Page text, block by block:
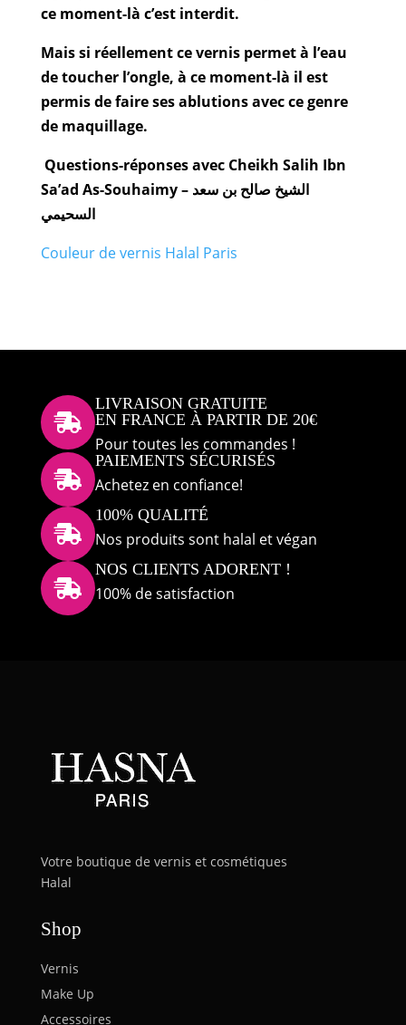
ce moment-là c’est interdit.
Mais si réellement ce vernis permet à l’eau
de toucher l’ongle, à ce moment-là il est
permis de faire ses ablutions avec ce genre
de maquillage.
Questions-réponses avec Cheikh Salih Ibn
Sa’ad As-Souhaimy – الشيخ صالح بن سعد
السحيمي
Couleur de vernis Halal Paris

LIVRAISON GRATUITE
EN FRANCE À PARTIR DE 20€
Pour toutes les commandes !

PAIEMENTS SÉCURISÉS
Achetez en confiance!

100% QUALITÉ
Nos produits sont halal et végan

NOS CLIENTS ADORENT !
100% de satisfaction
Votre boutique de vernis et cosmétiques
Halal
Shop
Vernis
Make Up
Accessoires